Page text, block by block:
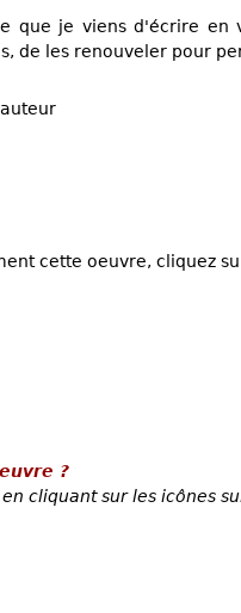
que je viens d'écrire en
de les renouveler pour
cette oeuvre, cliquez
?
cliquant sur les icônes